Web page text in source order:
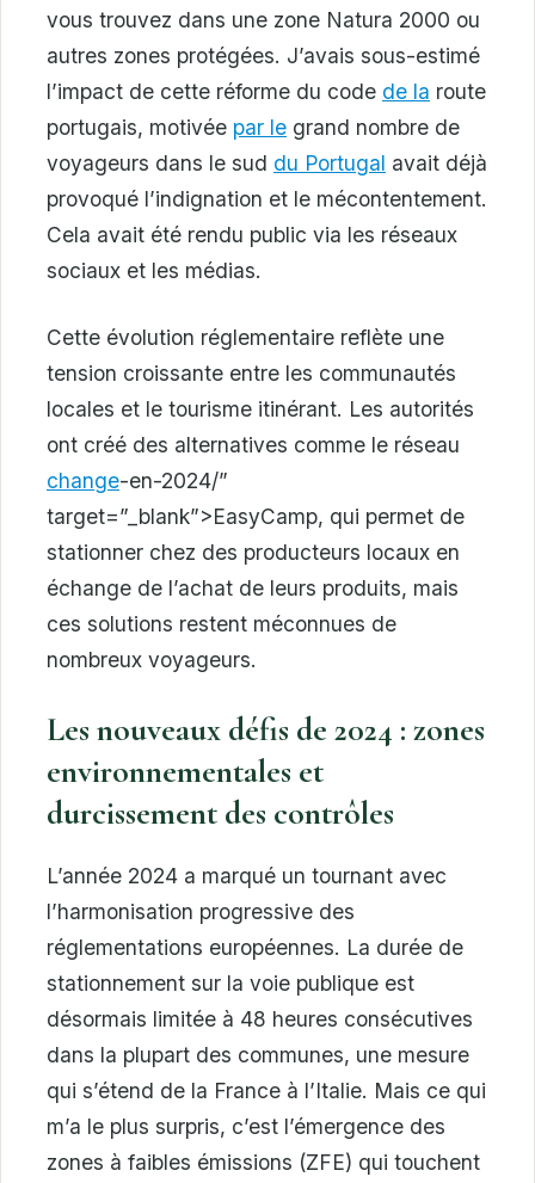
vous trouvez dans une zone Natura 2000 ou
autres zones protégées. J’avais sous-estimé
l’impact de cette réforme du code de la route
portugais, motivée par le grand nombre de
voyageurs dans le sud du Portugal avait déjà
provoqué l’indignation et le mécontentement.
Cela avait été rendu public via les réseaux
sociaux et les médias.
Cette évolution réglementaire reflète une
tension croissante entre les communautés
locales et le tourisme itinérant. Les autorités
ont créé des alternatives comme le réseau
change-en-2024/”
target=”_blank”>EasyCamp, qui permet de
stationner chez des producteurs locaux en
échange de l’achat de leurs produits, mais
ces solutions restent méconnues de
nombreux voyageurs.
Les nouveaux défis de 2024 : zones
environnementales et
durcissement des contrôles
L’année 2024 a marqué un tournant avec
l’harmonisation progressive des
réglementations européennes. La durée de
stationnement sur la voie publique est
désormais limitée à 48 heures consécutives
dans la plupart des communes, une mesure
qui s’étend de la France à l’Italie. Mais ce qui
m’a le plus surpris, c’est l’émergence des
zones à faibles émissions (ZFE) qui touchent